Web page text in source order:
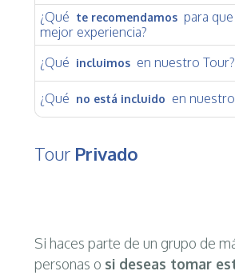
¿Qué te recomendamos para
mejor experiencia?
¿Qué incluimos en nuestro Tour?
¿Qué no está incluido en
Tour Privado
Si haces parte de un grupo de
personas o si deseas tomar